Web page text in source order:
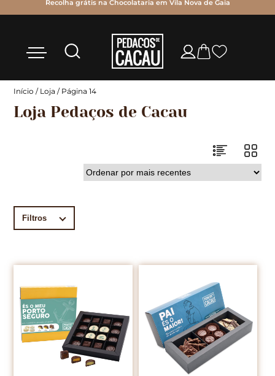
Recolha grátis na Chocolataria em Vila Nova de Gaia
Início / Loja / Página 14
Loja Pedaços de Cacau
Filtros